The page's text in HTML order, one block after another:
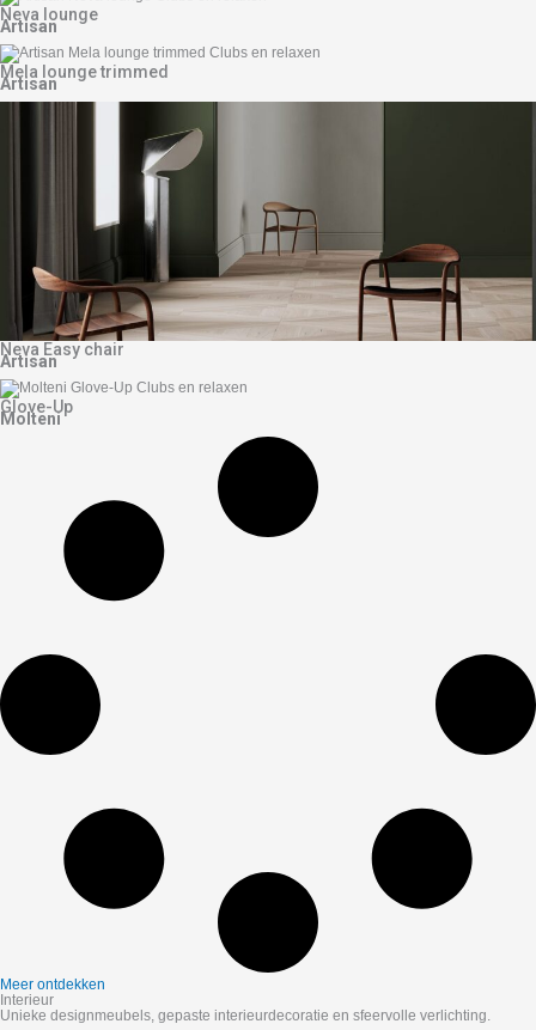
Neva lounge
Artisan
Mela lounge trimmed
Artisan
Neva Easy chair
Artisan
Glove-Up
Molteni
Meer ontdekken
Interieur
Unieke designmeubels, gepaste interieurdecoratie en sfeervolle verlichting.